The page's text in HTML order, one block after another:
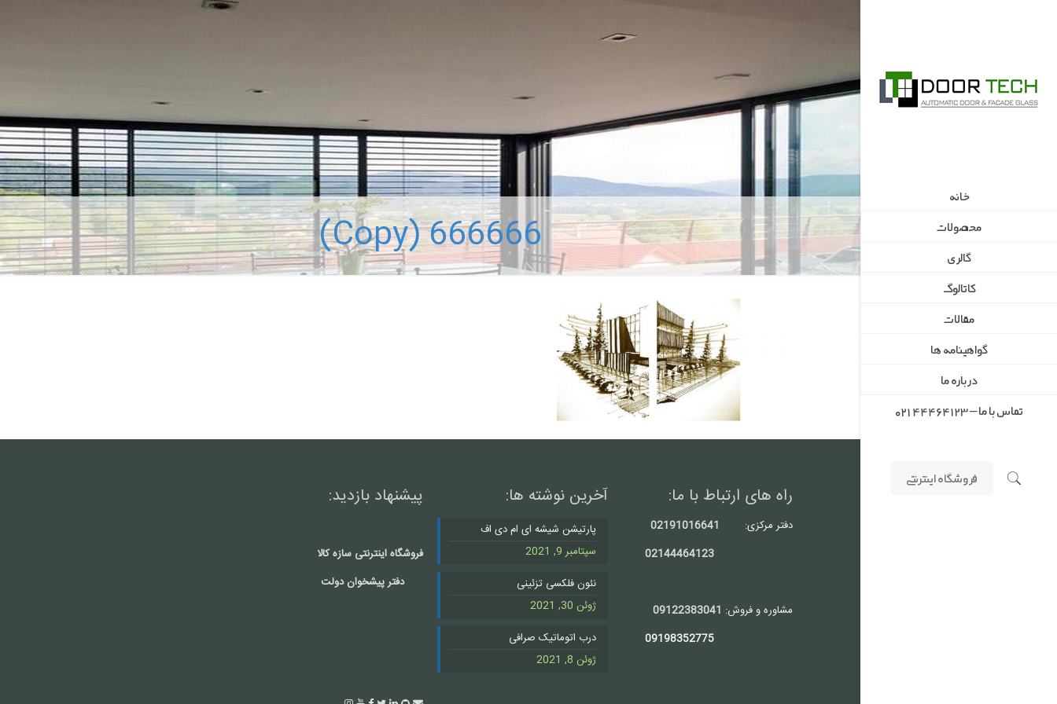
خانه
محصولات
گالری
کاتالوگ
مقالات
گواهینامه ها
درباره ما
تماس با ما – 44464123 ۰۲۱
فروشگاه اینترنتی
666666 (Copy)
راه های ارتباط با ما:
دفتر مرکزی: 02191016641
02144464123
مشاوره و فروش: 09122383041
09198352775
آخرین نوشته ها:
پارتیشن شیشه ای ام دی اف
سپتامبر 9, 2021
نئون فلکسی تزئینی
ژوئن 30, 2021
درب اتوماتیک صرافی
ژوئن 8, 2021
پیشنهاد بازدید:
فروشگاه اینترنتی سازه کالا
دفتر پیشخوان دولت